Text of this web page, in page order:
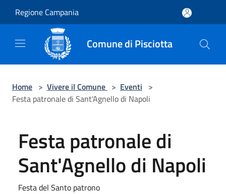
Regione Campania
Comune di Pisciotta
Home > Vivere il Comune > Eventi >
Festa patronale di Sant'Agnello di Napoli
Festa patronale di
Sant'Agnello di Napoli
Festa del Santo patrono